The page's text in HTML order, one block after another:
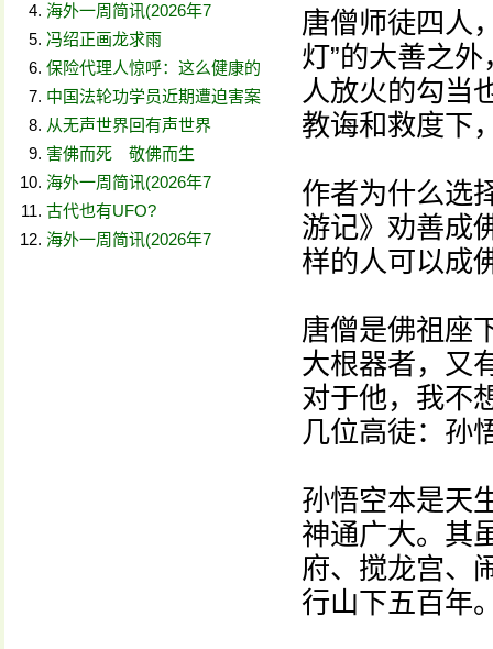
海外一周简讯(2026年7
冯绍正画龙求雨
保险代理人惊呼：这么健康的
中国法轮功学员近期遭迫害案
从无声世界回有声世界
害佛而死 敬佛而生
海外一周简讯(2026年7
古代也有UFO?
海外一周简讯(2026年7
唐僧师徒四人
灯”的大善之
人放火的勾当
教诲和救度下
作者为什么选
游记》劝善成
样的人可以成
唐僧是佛祖座
大根器者，又
对于他，我不
几位高徒：孙
孙悟空本是天
神通广大。其
府、搅龙宫、
行山下五百年